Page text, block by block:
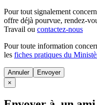
Pour tout signalement
offre déjà pourvue, rendez-
Travail ou contactez-nous
Pour toute information
les fiches pratiques du
Annuler
×